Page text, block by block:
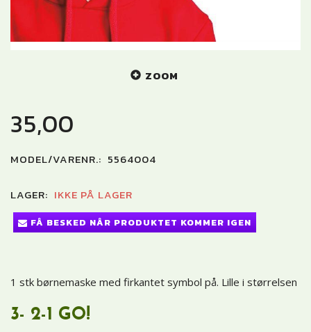
ZOOM
35,00
MODEL/VARENR.: 5564004
LAGER: IKKE PÅ LAGER
FÅ BESKED NÅR PRODUKTET KOMMER IGEN
1 stk børnemaske med firkantet symbol på. Lille i størrelsen
3- 2-1 GO!